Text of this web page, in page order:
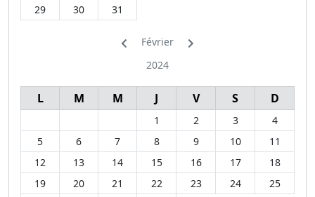
29
30 31
Février
2024
L M M J V S D
1 2 3
4
5
6 7 8 9 10
11
12
13 14 15 16 17
18
19
20 21 22 23 24
25